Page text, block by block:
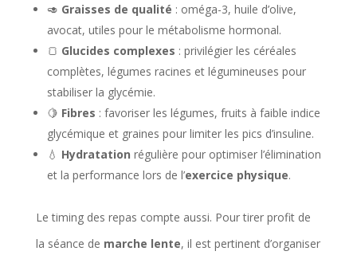
🥑 Graisses de qualité : oméga-3, huile d’olive,
avocat, utiles pour le métabolisme hormonal.
🍞 Glucides complexes : privilégier les céréales
complètes, légumes racines et légumineuses pour
stabiliser la glycémie.
🍋 Fibres : favoriser les légumes, fruits à faible indice
glycémique et graines pour limiter les pics d’insuline.
💧 Hydratation régulière pour optimiser l’élimination
et la performance lors de l’exercice physique.
Le timing des repas compte aussi. Pour tirer profit de
la séance de marche lente, il est pertinent d’organiser